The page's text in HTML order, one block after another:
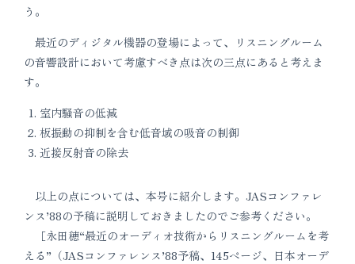
う。
最近のディジタル機器の登場によって、リスニングルーム
の音響設計において考慮すベき点は次の三点にあると考えま
す。
室内騒音の低減
板振動の抑制を含む低音域の吸音の制御
近接反射音の除去
以上の点については、本号に紹介します。JASコンファレ
ンス’88の予稿に説明しておきましたのでご参考ください。
［永田穂“最近のオーディオ技術からリスニングルームを考
える”（JASコンファレンス’88予稿、145ページ、日本オーデ